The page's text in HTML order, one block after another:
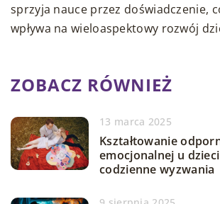
sprzyja nauce przez doświadczenie,
wpływa na wieloaspektowy rozwój
ZOBACZ RÓWNIEŻ
13 marca 2025
Kształtowanie
emocjonalnej u
codzienne wyzwania